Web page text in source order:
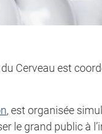
Cerveau est
, est organisée
le grand public à